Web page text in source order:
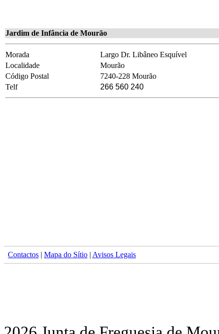
Jardim de Infância de Mourão
Morada
Largo Dr. Libâneo Esquível
Localidade
Mourão
Código Postal
7240-228 Mourão
Telf
266 560 240
Contactos | Mapa do Sítio | Avisos Legais